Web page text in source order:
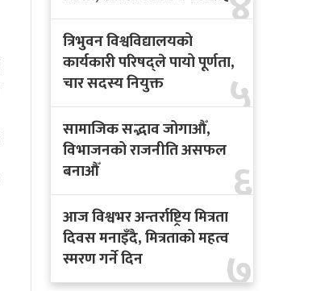
५
त्रिभुवन विश्वविद्यालयको
कार्यकारी परिषद्ले पायो पूर्णता,
चार सदस्य नियुक्त
६
सामाजिक सद्भाव जोगाऔँ,
विभाजनको राजनीति असफल
बनाऔँ
७
आज विश्वभर अन्तर्राष्ट्रिय मित्रता
दिवस मनाइँदै, मित्रताको महत्व
स्मरण गर्ने दिन